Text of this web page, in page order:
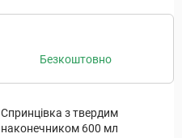
Безкоштовно
Спринцівка з твердим
наконечником 600 мл